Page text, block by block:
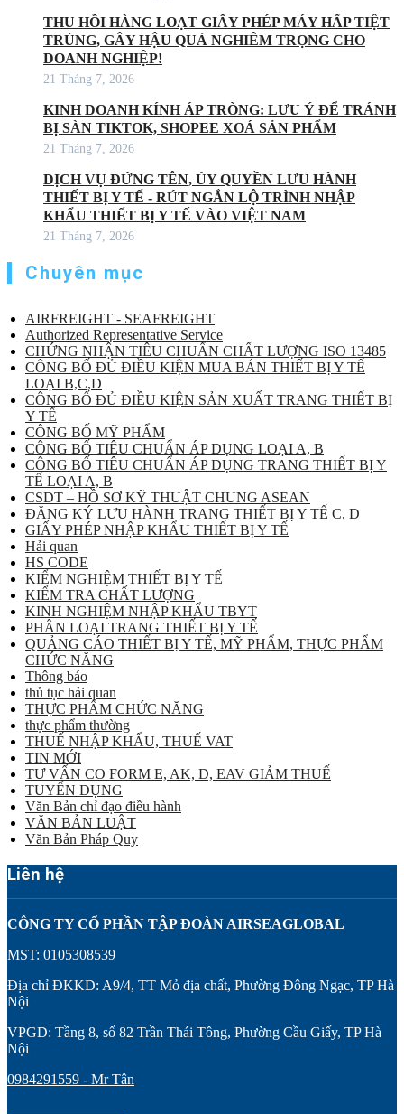
THU HỒI HÀNG LOẠT GIẤY PHÉP MÁY HẤP TIỆT
TRÙNG, GÂY HẬU QUẢ NGHIÊM TRỌNG CHO
DOANH NGHIỆP!
21 Tháng 7, 2026
KINH DOANH KÍNH ÁP TRÒNG: LƯU Ý ĐỂ TRÁNH
BỊ SÀN TIKTOK, SHOPEE XOÁ SẢN PHẨM
21 Tháng 7, 2026
DỊCH VỤ ĐỨNG TÊN, ỦY QUYỀN LƯU HÀNH
THIẾT BỊ Y TẾ - RÚT NGẮN LỘ TRÌNH NHẬP
KHẨU THIẾT BỊ Y TẾ VÀO VIỆT NAM
21 Tháng 7, 2026
Chuyên mục
AIRFREIGHT - SEAFREIGHT
Authorized Representative Service
CHỨNG NHẬN TIÊU CHUẨN CHẤT LƯỢNG ISO 13485
CÔNG BỐ ĐỦ ĐIỀU KIỆN MUA BÁN THIẾT BỊ Y TẾ
LOẠI B,C,D
CÔNG BỐ ĐỦ ĐIỀU KIỆN SẢN XUẤT TRANG THIẾT BỊ
Y TẾ
CÔNG BỐ MỸ PHẨM
CÔNG BỐ TIÊU CHUẨN ÁP DỤNG LOẠI A, B
CÔNG BỐ TIÊU CHUẨN ÁP DỤNG TRANG THIẾT BỊ Y
TẾ LOẠI A, B
CSDT – HỒ SƠ KỸ THUẬT CHUNG ASEAN
ĐĂNG KÝ LƯU HÀNH TRANG THIẾT BỊ Y TẾ C, D
GIẤY PHÉP NHẬP KHẨU THIẾT BỊ Y TẾ
Hải quan
HS CODE
KIỂM NGHIỆM THIẾT BỊ Y TẾ
KIỂM TRA CHẤT LƯỢNG
KINH NGHIỆM NHẬP KHẨU TBYT
PHÂN LOẠI TRANG THIẾT BỊ Y TẾ
QUẢNG CÁO THIẾT BỊ Y TẾ, MỸ PHẨM, THỰC PHẨM
CHỨC NĂNG
Thông báo
thủ tục hải quan
THỰC PHẨM CHỨC NĂNG
thực phẩm thường
THUẾ NHẬP KHẨU, THUẾ VAT
TIN MỚI
TƯ VẤN CO FORM E, AK, D, EAV GIẢM THUẾ
TUYỂN DỤNG
Văn Bản chỉ đạo điều hành
VĂN BẢN LUẬT
Văn Bản Pháp Quy
Liên hệ
CÔNG TY CỔ PHẦN TẬP ĐOÀN AIRSEAGLOBAL
MST: 0105308539
Địa chỉ ĐKKD: A9/4, TT Mỏ địa chất, Phường Đông Ngạc, TP Hà
Nội
VPGD: Tầng 8, số 82 Trần Thái Tông, Phường Cầu Giấy, TP Hà
Nội
0984291559 - Mr Tân